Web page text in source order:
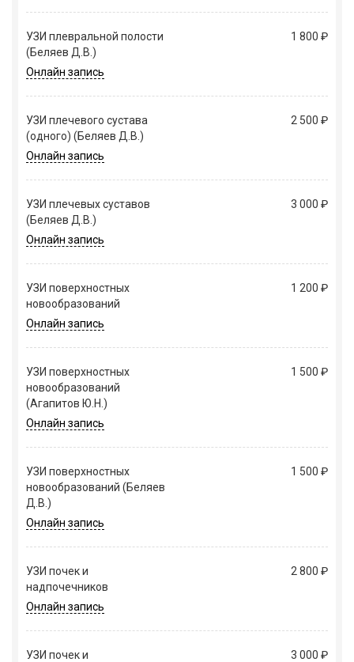
УЗИ плевральной полости
(Беляев Д.В.)
1 800 ₽
Онлайн запись
УЗИ плечевого сустава
(одного) (Беляев Д.В.)
2 500 ₽
Онлайн запись
УЗИ плечевых суставов
(Беляев Д.В.)
3 000 ₽
Онлайн запись
УЗИ поверхностных
новообразований
1 200 ₽
Онлайн запись
УЗИ поверхностных
новообразований
(Агапитов Ю.Н.)
1 500 ₽
Онлайн запись
УЗИ поверхностных
новообразований (Беляев
Д.В.)
1 500 ₽
Онлайн запись
УЗИ почек и
надпочечников
2 800 ₽
Онлайн запись
УЗИ почек и
3 000 ₽